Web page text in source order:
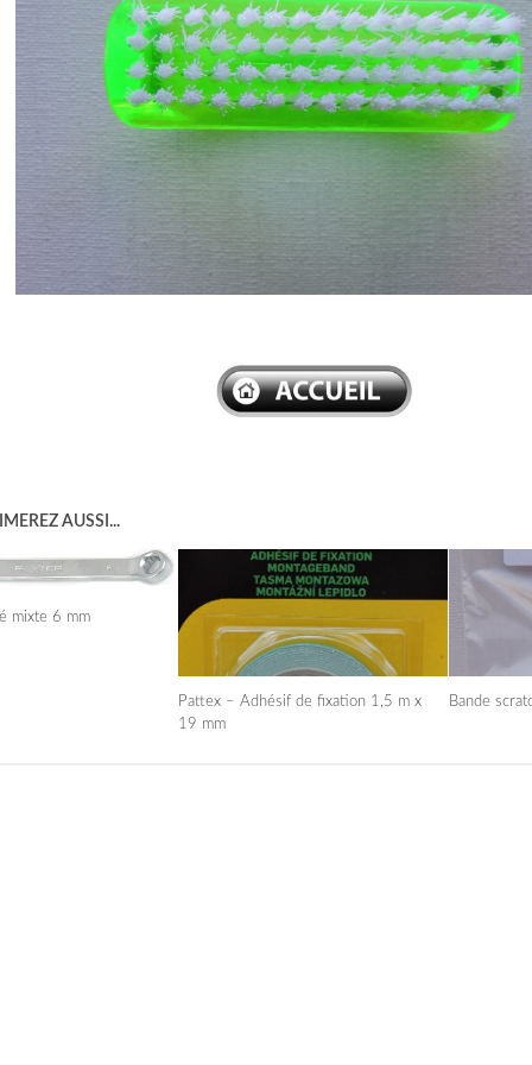
AUSSI...
mixte 6 mm
Pattex – Adhésif de fixation 1,5 m x
19 mm
Bande